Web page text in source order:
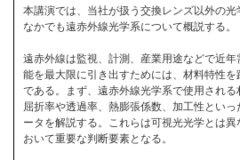
本講演では、当社が扱う交換レンズ以外の光
なかでも遠赤外線光学系について概説する。
遠赤外線は監視、計測、産業用途などで近
能を最大限に引き出すためには、材料特性
である。まず、遠赤外線光学系で使用される
屈折率や透過率、熱膨張係数、加工性とい
ータを解説する。これらは可視光光学とは
おいて重要な判断要素となる。